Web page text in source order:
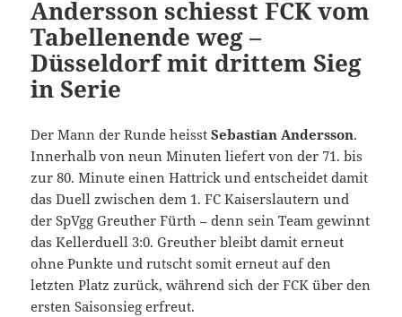
Andersson schiesst FCK vom
Tabellenende weg –
Düsseldorf mit drittem Sieg
in Serie
Der Mann der Runde heisstSebastian Andersson.
Innerhalb von neun Minuten liefert von der 71. bis
zur 80. Minute einen Hattrick und entscheidet damit
das Duell zwischen dem 1. FC Kaiserslautern und
der SpVgg Greuther Fürth – denn sein Team gewinnt
das Kellerduell 3:0. Greuther bleibt damit erneut
ohne Punkte und rutscht somit erneut auf den
letzten Platz zurück, während sich der FCK über den
ersten Saisonsieg erfreut.